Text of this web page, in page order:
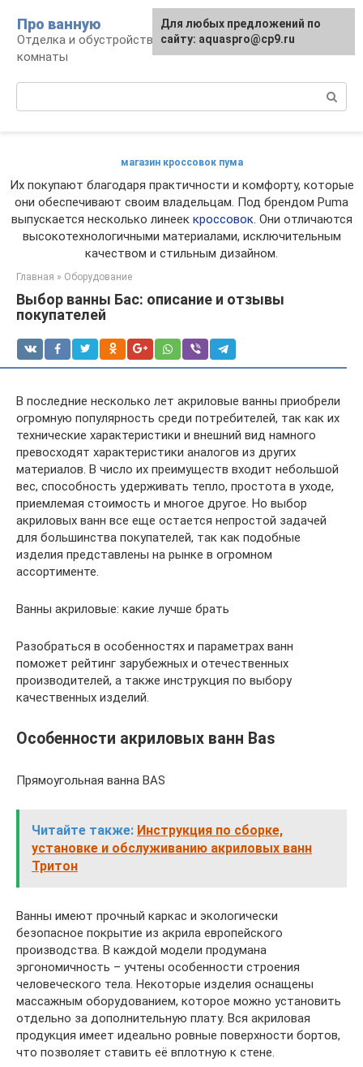
контенту
Про ванную
Отделка и обустройство современной ванной
комнаты
магазин кроссовок пума
Их покупают благодаря практичности и комфорту, которые
они обеспечивают своим владельцам. Под брендом Puma
выпускается несколько линеек кроссовок. Они отличаются
высокотехнологичными материалами, исключительным
качеством и стильным дизайном.
Главная » Оборудование
Выбор ванны Бас: описание и отзывы
покупателей
В последние несколько лет акриловые ванны приобрели
огромную популярность среди потребителей, так как их
технические характеристики и внешний вид намного
превосходят характеристики аналогов из других
материалов. В число их преимуществ входит небольшой
вес, способность удерживать тепло, простота в уходе,
приемлемая стоимость и многое другое. Но выбор
акриловых ванн все еще остается непростой задачей
для большинства покупателей, так как подобные
изделия представлены на рынке в огромном
ассортименте.
Ванны акриловые: какие лучше брать
Разобраться в особенностях и параметрах ванн
поможет рейтинг зарубежных и отечественных
производителей, а также инструкция по выбору
качественных изделий.
Особенности акриловых ванн Bas
Прямоугольная ванна BAS
Читайте также: Инструкция по сборке,
установке и обслуживанию акриловых ванн
Тритон
Ванны имеют прочный каркас и экологически
безопасное покрытие из акрила европейского
производства. В каждой модели продумана
эргономичность – учтены особенности строения
человеческого тела. Некоторые изделия оснащены
массажным оборудованием, которое можно установить
отдельно за дополнительную плату. Вся акриловая
продукция имеет идеально ровные поверхности бортов,
что позволяет ставить её вплотную к стене.
Для любых предложений по
сайту: aquaspro@cp9.ru